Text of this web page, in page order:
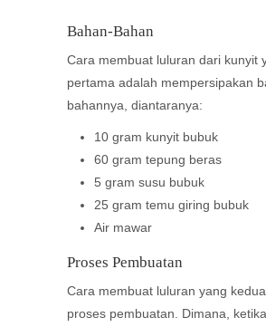
Bahan-Bahan
Cara membuat luluran dari kunyit
pertama adalah mempersipakan
bahannya, diantaranya:
10 gram kunyit bubuk
60 gram tepung beras
5 gram susu bubuk
25 gram temu giring bubuk
Air mawar
Proses Pembuatan
Cara membuat luluran yang
proses pembuatan. Dimana,